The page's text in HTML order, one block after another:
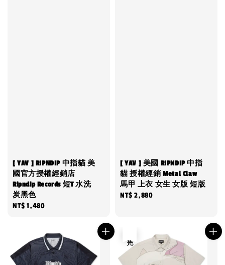
[ YAV ] RIPNDIP 中指貓 美
國官方授權經銷店
Ripndip Records 短T 水洗
炭黑色
Regular
NT$ 1,480
[ YAV ] 美國 RIPNDIP 中指
貓 授權經銷 Metal Claw
馬甲 上衣 女生 女版 短版
Regular
NT$ 2,880